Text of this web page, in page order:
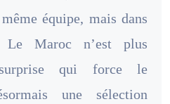
équipe, mais dans
Le Maroc n’est plus
surprise qui force le
une sélection